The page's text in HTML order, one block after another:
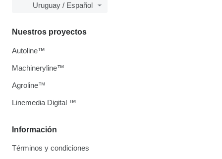
Uruguay / Español
Información
Términos y condiciones
Nuestros proyectos
Autoline™
Machineryline™
Agroline™
Linemedia Digital ™